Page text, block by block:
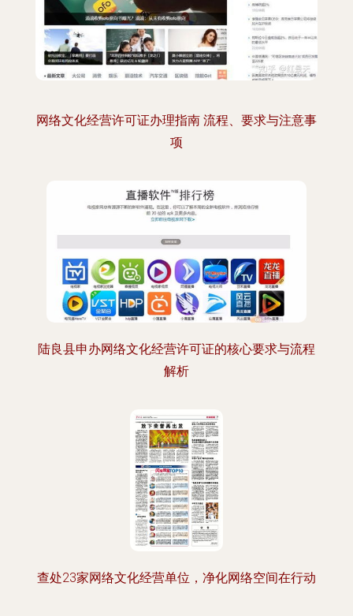
网络文化经营许可证办理指南 流程、要求与注意事
项
陆良县申办网络文化经营许可证的核心要求与流程
解析
查处23家网络文化经营单位，净化网络空间在行动